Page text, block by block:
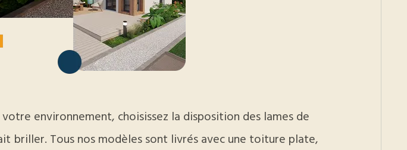
environnement, choisissez la disposition des lames de
briller. Tous nos modèles sont livrés avec une toiture plate,